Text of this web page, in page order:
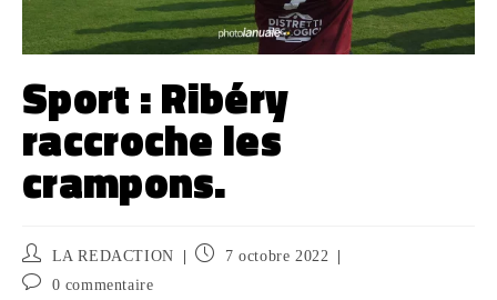
Sport : Ribéry
raccroche les
crampons.
LA REDACTION
7 octobre 2022
0 commentaire